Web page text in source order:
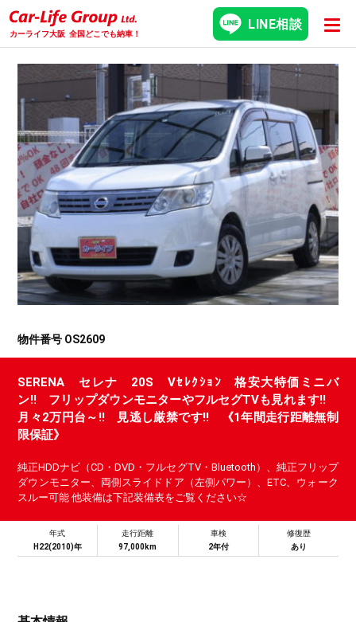
カーライフ大阪 全国どこでも納車！
LINE相談
物件番号 OS2609
SERENA セレナ 20S Vｾﾚｸｼｮﾝ 格安大特価ミニバ
ン!! フリップダウンモニターやフルセグTVも見れます!!
月々2万円台～!! 見逃し厳禁です!! 《1年間走行距離無制
限保証》
純正HDDナビ（CD・DVD・フルセグTV・Bluetooth）、純正フリップ
ダウンモニター、両側スライドドア（左側パワー）、ETC、ウォーク
スルー可能 他装備は下記装備表をご覧ください☆
年式
H22(2010)年
走行距離
97,000km
車検
2年付
修復歴
あり